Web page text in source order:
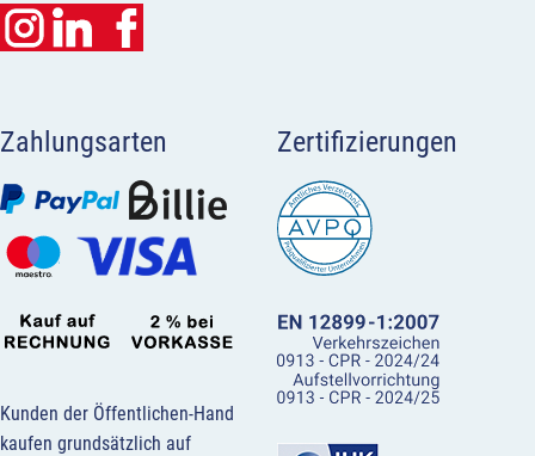
Zahlungsarten
Kunden der Öffentlichen-Hand
kaufen grundsätzlich auf
Zertifizierungen